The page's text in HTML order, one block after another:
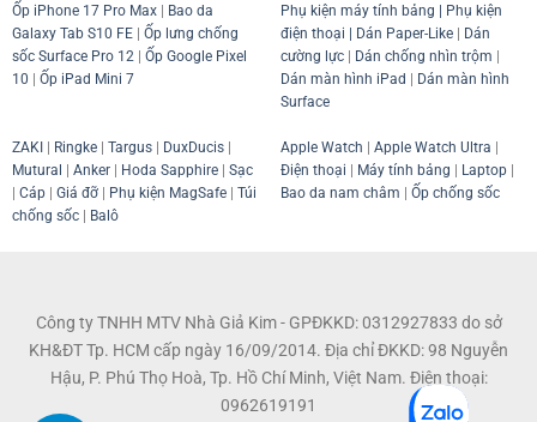
Ốp iPhone 17 Pro Max| Bao da
Galaxy Tab S10 FE| Ốp lưng chống
sốc Surface Pro 12 | Ốp Google Pixel
10 | Ốp iPad Mini 7
Phụ kiện máy tính bảng | Phụ kiện
điện thoại | Dán Paper-Like| Dán
cường lực| Dán chống nhìn trộm |
Dán màn hình iPad | Dán màn hình
Surface
ZAKI Ringke| Targus| DuxDucis|
Mutural
Anker| Hoda Sapphire| Sạc
Cáp| Giá đỡ| Phụ kiện MagSafe| Túi
chống sốc| Balô
Apple Watch Apple Watch Ultra
Điện thoại
Máy tính bảng Laptop|
Bao da nam châm
Ốp chống sốc
Công ty TNHH MTV Nhà Giả Kim - GPĐKKD: 0312927833 do sở
KH&ĐT Tp. HCM cấp ngày 16/09/2014. Địa chỉ ĐKKD: 98 Nguyễn
Hậu, P. Phú Thọ Hoà, Tp. Hồ Chí Minh, Việt Nam. Điện thoại:
0962619191